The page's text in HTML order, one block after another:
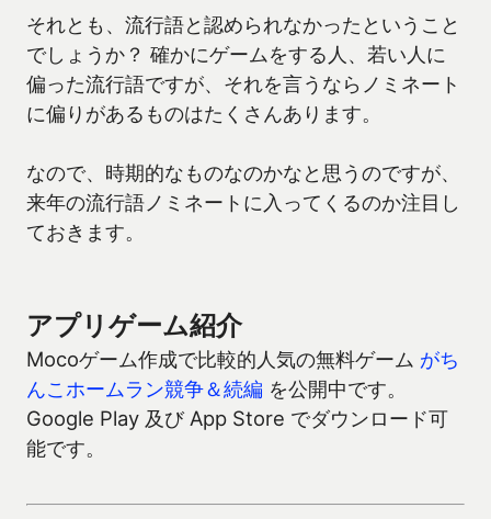
それとも、流行語と認められなかったということ
でしょうか？ 確かにゲームをする人、若い人に
偏った流行語ですが、それを言うならノミネート
に偏りがあるものはたくさんあります。
なので、時期的なものなのかなと思うのですが、
来年の流行語ノミネートに入ってくるのか注目し
ておきます。
アプリゲーム紹介
Mocoゲーム作成で比較的人気の無料ゲーム がち
んこホームラン競争＆続編 を公開中です。
Google Play 及び App Store でダウンロード可
能です。